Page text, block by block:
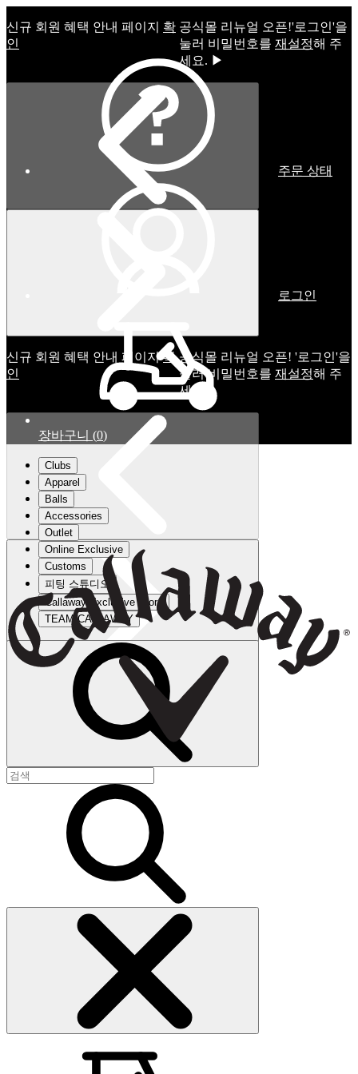
신규 회원 혜택 안내 페이지 확
인
공식몰 리뉴얼 오픈!ㅤ'로그인'을
눌러 비밀번호를 재설정해 주
세요. ▶
신규 회원 혜택 안내 페이지확
인
공식몰 리뉴얼 오픈! '로그인'을
눌러 비밀번호를 재설정해 주
세요.
주문 상태
로그인
장바구니 (0)
Clubs
Apparel
Balls
Accessories
Outlet
Online Exclusive
Customs
피팅 스튜디오
Callaway Exclusive Store
TEAM CALLAWAY